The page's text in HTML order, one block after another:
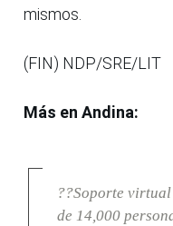
mismos.
(FIN) NDP/SRE/LIT
Más en Andina:
??Soporte
de 14,000